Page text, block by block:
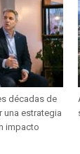
décadas de
una estrategia
impacto